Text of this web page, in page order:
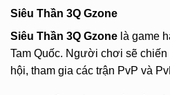
Siêu Thần 3Q Gzone
Siêu Thần 3Q Gzone là game
Tam Quốc. Người chơi sẽ
hội, tham gia các trận PvP và